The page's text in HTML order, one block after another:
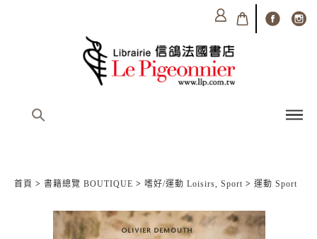
首頁 > 書籍總覽 BOUTIQUE > 嗜好/運動 Loisirs, Sport > 運動 Sport